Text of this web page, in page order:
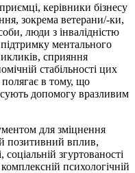
керівники бізнесу
зокрема ветерани/-ки,
люди з інвалідністю
ментального
сприяння
стабільності цих
полягає в тому, що
допомогу вразливим
для зміцнення
позитивний вплив,
соціальній згуртованості
психологічній